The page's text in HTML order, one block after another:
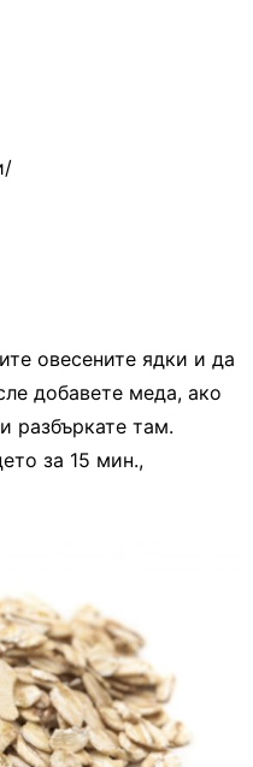
овесените ядки и да
добавете меда, ако
разбъркате там.
за 15 мин.,